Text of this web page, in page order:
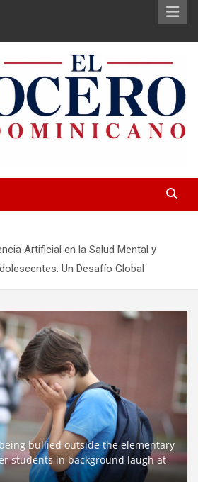
Artificial en la Salud Mental y
Un Desafío Global
bullied outside the elementary
students in background laugh at